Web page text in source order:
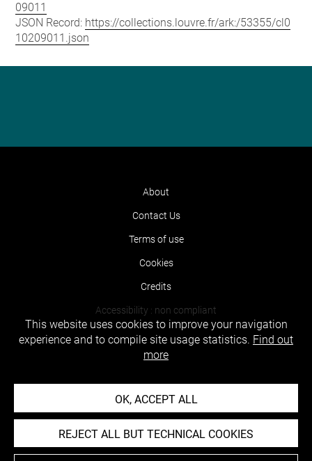
09011
JSON Record: https://collections.louvre.fr/ark:/53355/cl0
10209011.json
About
Contact Us
Terms of use
Cookies
Credits
Accessibility : non compliant
This website uses cookies to improve your navigation
experience and to compile site usage statistics. Find out
more
OK, ACCEPT ALL
REJECT ALL BUT TECHNICAL COOKIES